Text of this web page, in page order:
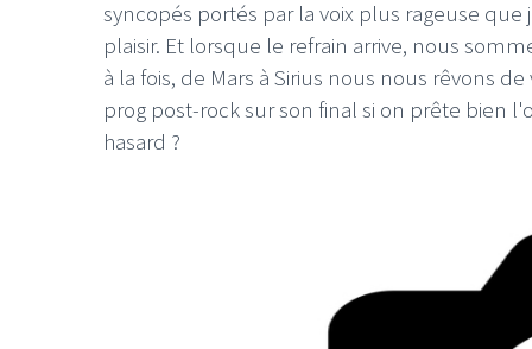
syncopés portés par la voix plus rageuse que
plaisir. Et lorsque le refrain arrive, nous
à la fois, de Mars à Sirius nous nous rêvons
prog post-rock sur son final si on prête bien
hasard ?